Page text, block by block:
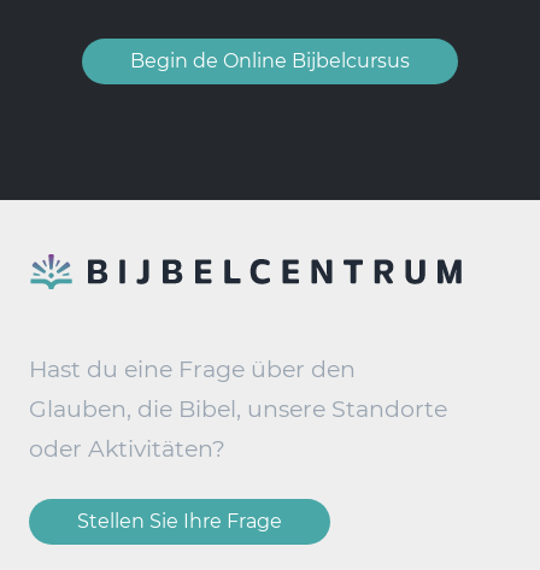
Begin de Online Bijbelcursus
Hast du eine Frage über den
Glauben, die Bibel, unsere Standorte
oder Aktivitäten?
Stellen Sie Ihre Frage